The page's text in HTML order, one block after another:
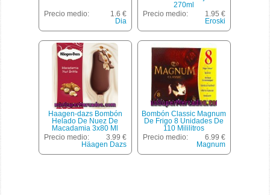
Precio medio:
1.6 €
Dia
270ml
Precio medio:
1.95 €
Eroski
Haagen-dazs Bombón
Helado De Nuez De
Macadamia 3x80 Ml
Estuche 240 Ml
Precio medio:
3.99 €
Häagen Dazs
Bombón Classic Magnum
De Frigo 8 Unidades De
110 Mililitros
Precio medio:
6.99 €
Magnum